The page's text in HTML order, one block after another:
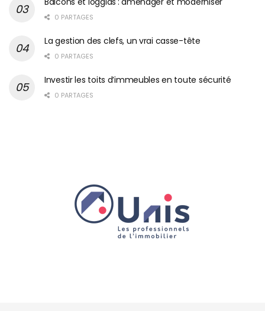
0 PARTAGES
La gestion des clefs, un vrai casse-tête
0 PARTAGES
Investir les toits d’immeubles en toute sécurité
0 PARTAGES